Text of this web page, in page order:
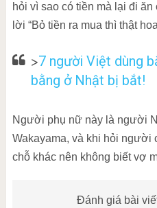
hỏi vì sao có tiền mà lại đi
lời “Bỏ tiền ra mua thì thật
>7 người Việt dùng
bằng ở Nhật bị bắt!
Người phụ nữ này là người
Wakayama, và khi hỏi người
chỗ khác nên không biết vợ
Đánh giá bài